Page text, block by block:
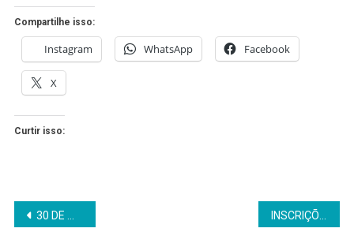
Compartilhe isso:
Instagram WhatsApp Facebook
X
Curtir isso:
Navegação
30 DE MARÇO, ANIVERSÁRIO DE SÃO FRANCISCO DO CONDE